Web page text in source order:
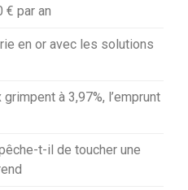
€ par an
en or avec les solutions
à 3,97%, l’emprunt
t-il de toucher une